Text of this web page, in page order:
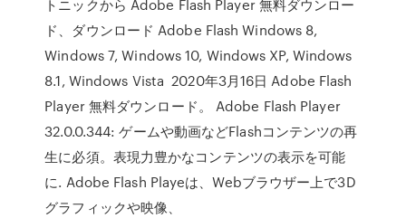
トニックから Adobe Flash Player 無料ダウンロー
ド、ダウンロード Adobe Flash Windows 8,
Windows 7, Windows 10, Windows XP, Windows
8.1, Windows Vista 2020年3月16日 Adobe Flash
Player 無料ダウンロード。 Adobe Flash Player
32.0.0.344: ゲームや動画などFlashコンテンツの再
生に必須。表現力豊かなコンテンツの表示を可能
に. Adobe Flash Playeは、Webブラウザー上で3D
グラフィックや映像、